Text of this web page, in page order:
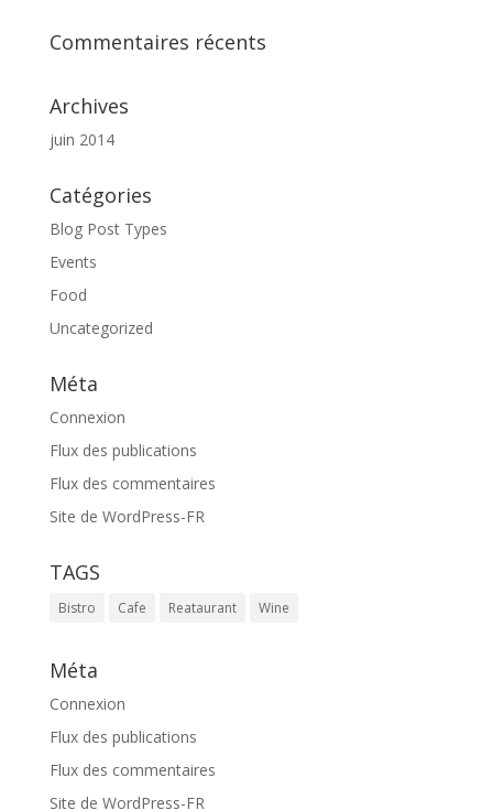
Commentaires récents
Archives
juin 2014
Catégories
Blog Post Types
Events
Food
Uncategorized
Méta
Connexion
Flux des publications
Flux des commentaires
Site de WordPress-FR
TAGS
Bistro Cafe Reataurant Wine
Méta
Connexion
Flux des publications
Flux des commentaires
Site de WordPress-FR